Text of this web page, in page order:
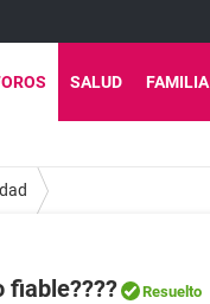
SALUD FAMILIA
fiable???? Resuelto